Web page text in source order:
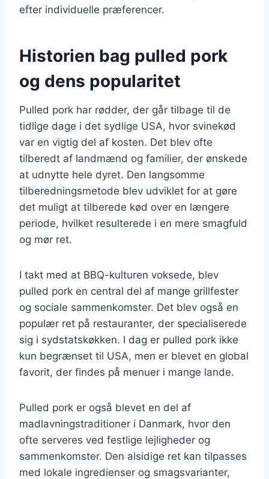
efter individuelle præferencer.
Historien bag pulled pork
og dens popularitet
Pulled pork har rødder, der går tilbage til de
tidlige dage i det sydlige USA, hvor svinekød
var en vigtig del af kosten. Det blev ofte
tilberedt af landmænd og familier, der ønskede
at udnytte hele dyret. Den langsomme
tilberedningsmetode blev udviklet for at gøre
det muligt at tilberede kød over en længere
periode, hvilket resulterede i en mere smagfuld
og mør ret.
I takt med at BBQ-kulturen voksede, blev
pulled pork en central del af mange grillfester
og sociale sammenkomster. Det blev også en
populær ret på restauranter, der specialiserede
sig i sydstatskøkken. I dag er pulled pork ikke
kun begrænset til USA, men er blevet en global
favorit, der findes på menuer i mange lande.
Pulled pork er også blevet en del af
madlavningstraditioner i Danmark, hvor den
ofte serveres ved festlige lejligheder og
sammenkomster. Den alsidige ret kan tilpasses
med lokale ingredienser og smagsvarianter,